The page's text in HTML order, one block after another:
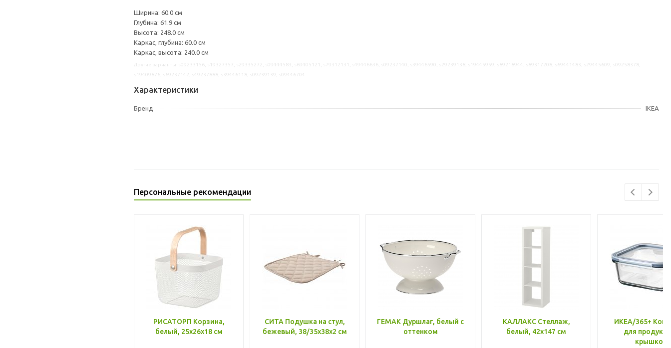
Ширина: 60.0 см
Глубина: 61.9 см
Высота: 248.0 см
Каркас, глубина: 60.0 см
Каркас, высота: 240.0 см
Характеристики
Бренд IKEA
Персональные рекомендации
РИСАТОРП Корзина,
белый, 25x26x18 см
СИТА Подушка на стул,
бежевый, 38/35x38x2 см
ГЕМАК Дуршлаг, белый с
оттенком
КАЛЛАКС Стеллаж,
белый, 42x147 см
ИКЕА/365+
для
крышкой,